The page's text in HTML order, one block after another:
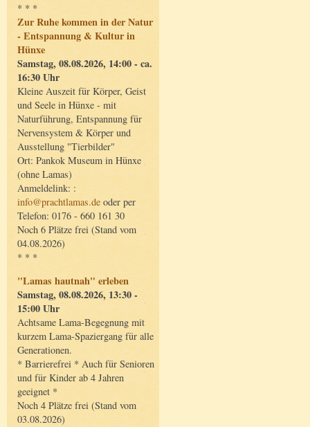
* * *
Zur Ruhe kommen in der Natur
- Entspannung & Kultur in
Hünxe
Samstag, 08.08.2026, 14:00 - ca.
16:30 Uhr
Kleine Auszeit für Körper, Geist
und Seele in Hünxe - mit
Naturführung, Entspannung für
Nervensystem & Körper und
Ausstellung "Tierbilder"
Ort: Pankok Museum in Hünxe
(ohne Lamas)
Anmeldelink: :
info@prachtlamas.de oder per
Telefon: 0176 - 660 161 30
Noch 6 Plätze frei (Stand vom
04.08.2026)
* * *
"Lamas hautnah" erleben
Samstag, 08.08.2026, 13:30 -
15:00 Uhr
Achtsame Lama-Begegnung mit
kurzem Lama-Spaziergang für alle
Generationen.
* Barrierefrei * Auch für Senioren
und für Kinder ab 4 Jahren
geeignet *
Noch 4 Plätze frei (Stand vom
03.08.2026)